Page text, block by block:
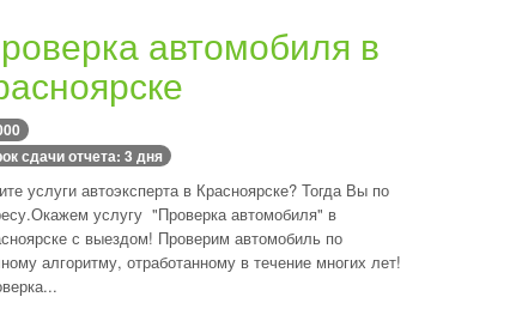
автомобиля в
сдачи отчета: 3 дня
услуги автоэксперта в Красноярске? Тогда Вы по
услугу "Проверка автомобиля" в
с выездом! Проверим автомобиль по
алгоритму, отработанному в течение многих лет!